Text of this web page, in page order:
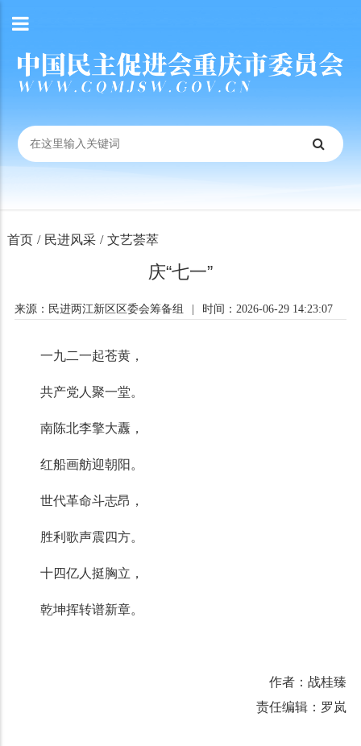
首页 / 民进风采 / 文艺荟萃
庆“七一”
来源：民进两江新区区委会筹备组 时间：2026-06-29 14:23:07
一九二一起苍黄，
共产党人聚一堂。
南陈北李擎大纛，
红船画舫迎朝阳。
世代革命斗志昂，
胜利歌声震四方。
十四亿人挺胸立，
乾坤挥转谱新章。
作者：战桂臻
责任编辑：罗岚